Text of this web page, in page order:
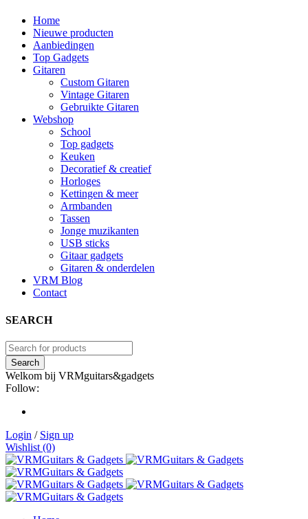
Home
Nieuwe producten
Aanbiedingen
Top Gadgets
Gitaren
Custom Gitaren
Vintage Gitaren
Gebruikte Gitaren
Webshop
School
Top gadgets
Keuken
Decoratief & creatief
Horloges
Kettingen & meer
Armbanden
Tassen
Jonge muzikanten
USB sticks
Gitaar gadgets
Gitaren & onderdelen
VRM Blog
Contact
SEARCH
Welkom bij VRMguitars&gadgets
Follow:
Login / Sign up
Wishlist (0)